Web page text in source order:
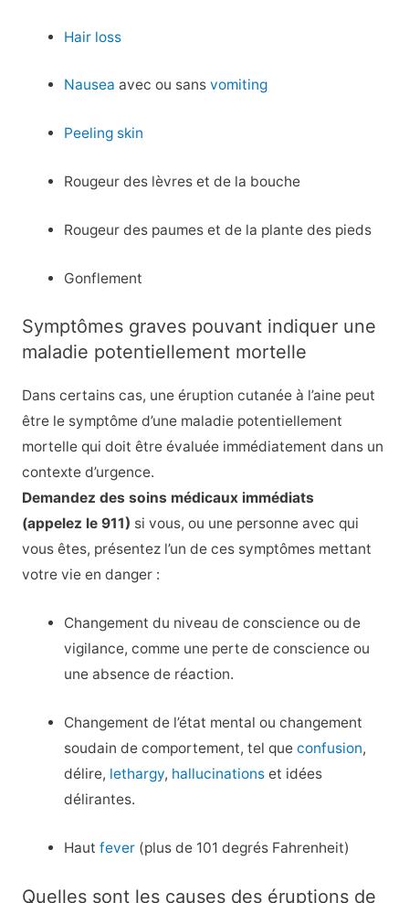
Hair loss
Nausea avec ou sansvomiting
Peeling skin
Rougeur des lèvres et de la bouche
Rougeur des paumes et de la plante des pieds
Gonflement
Symptômes graves pouvant indiquer une
maladie potentiellement mortelle
Dans certains cas, une éruption cutanée à l’aine peut
être le symptôme d’une maladie potentiellement
mortelle qui doit être évaluée immédiatement dans un
contexte d’urgence.
Demandez des soins médicaux immédiats
(appelez le 911) si vous, ou une personne avec qui
vous êtes, présentez l’un de ces symptômes mettant
votre vie en danger :
Changement du niveau de conscience ou de
vigilance, comme une perte de conscience ou
une absence de réaction.
Changement de l’état mental ou changement
soudain de comportement, tel queconfusion,
délire, lethargy, hallucinations et idées
délirantes.
Hautfever (plus de 101 degrés Fahrenheit)
Quelles sont les causes des éruptions de